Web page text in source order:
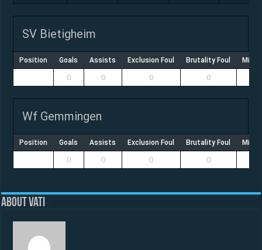
SV Bietigheim
Position Goals Assists Exclusion Foul Brutality Foul
0 0 0 0
Wf Gemmingen
Position Goals Assists Exclusion Foul Brutality Foul
0 0 0 0
About vati